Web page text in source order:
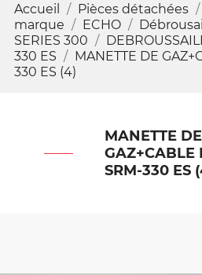
Accueil Pièces détachées
marque
ECHO
SERIES 300
330 ES
MANETTE DE
330 ES (4)
MANETTE DE
GAZ+CABLE
SRM-330 ES